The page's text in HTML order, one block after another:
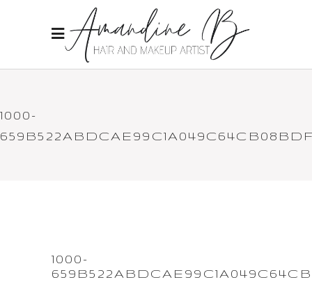
1000-
1000-